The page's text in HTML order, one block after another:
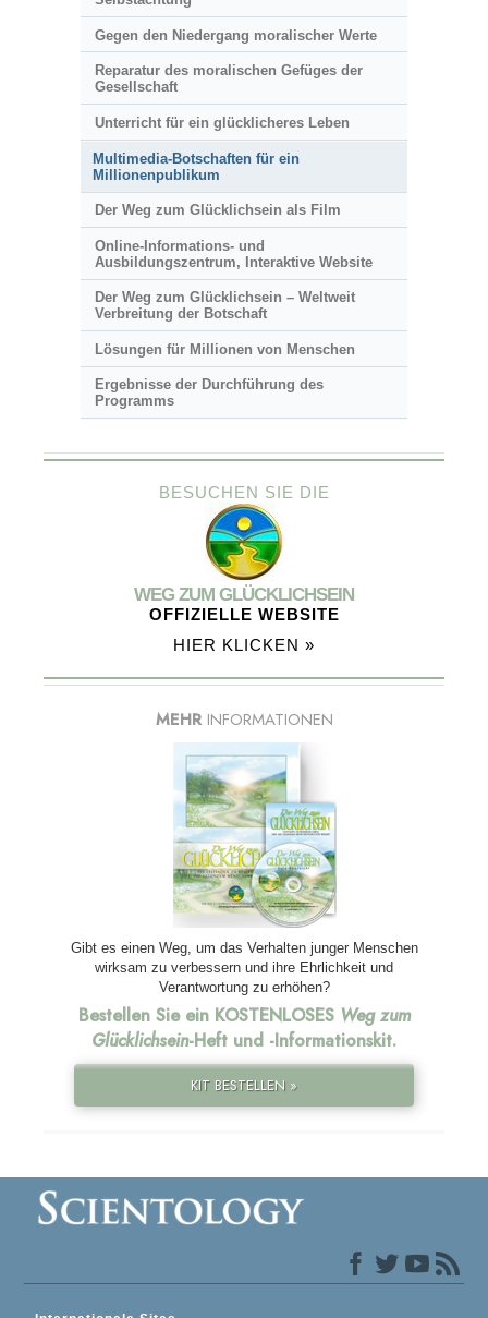
Gegen den Niedergang moralischer Werte
Reparatur des moralischen Gefüges der
Gesellschaft
Unterricht für ein glücklicheres Leben
Multimedia-Botschaften für ein
Millionenpublikum
Der Weg zum Glücklichsein als Film
Online-Informations- und
Ausbildungszentrum, Interaktive Website
Der Weg zum Glücklichsein – Weltweit
Verbreitung der Botschaft
Lösungen für Millionen von Menschen
Ergebnisse der Durchführung des
Programms
BESUCHEN SIE DIE
WEG ZUM GLÜCKLICHSEIN
OFFIZIELLE WEBSITE
HIER KLICKEN »
MEHR INFORMATIONEN
Gibt es einen Weg, um das Verhalten junger Menschen
wirksam zu verbessern und ihre Ehrlichkeit und
Verantwortung zu erhöhen?
Bestellen Sie ein KOSTENLOSES Weg zum
Glücklichsein-Heft und -Informationskit.
KIT BESTELLEN »